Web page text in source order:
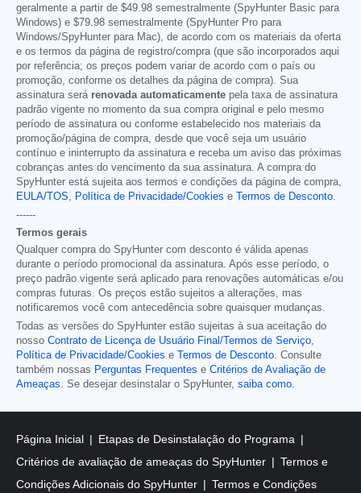
geralmente a partir de $49.98 semestralmente (SpyHunter Basic para
Windows) e $79.98 semestralmente (SpyHunter Pro para
Windows/SpyHunter para Mac), de acordo com os materiais da oferta
e os termos da página de registro/compra (que são incorporados aqui
por referência; os preços podem variar de acordo com o país ou
promoção, conforme os detalhes da página de compra). Sua
assinatura será renovada automaticamente pela taxa de assinatura
padrão vigente no momento da sua compra original e pelo mesmo
período de assinatura ou conforme estabelecido nos materiais da
promoção/página de compra, desde que você seja um usuário
contínuo e ininterrupto da assinatura e receba um aviso das próximas
cobranças antes do vencimento da sua assinatura. A compra do
SpyHunter está sujeita aos termos e condições da página de compra,
EULA/TOS
Política de Privacidade/Cookies e Termos de Desconto
------
Termos gerais
Qualquer compra do SpyHunter com desconto é válida apenas
durante o período promocional da assinatura. Após esse período, o
preço padrão vigente será aplicado para renovações automáticas e/ou
compras futuras. Os preços estão sujeitos a alterações, mas
notificaremos você com antecedência sobre quaisquer mudanças.
Todas as versões do SpyHunter estão sujeitas à sua aceitação do
nosso Contrato de Licença de Usuário Final/Termos de Serviço
Política de Privacidade/Cookies e Termos de Desconto . Consulte
também nossas Perguntas Frequentes e Critérios de Avaliação de
Ameaças . Se desejar desinstalar o SpyHunter, saiba como
Página Inicial
Etapas de Desinstalação do Programa
Critérios de avaliação de ameaças do SpyHunter
Termos e
Condições Adicionais do SpyHunter
Termos e Condições